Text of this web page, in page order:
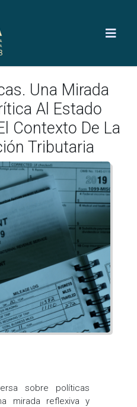
Una Mirada
Al Estado
Contexto De La
Tributaria
sobre políticas
mirada reflexiva y